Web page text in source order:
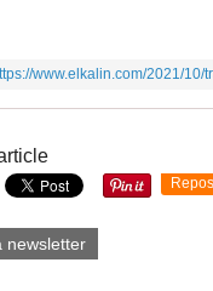
www.elkalin.com/2021/
newsletter